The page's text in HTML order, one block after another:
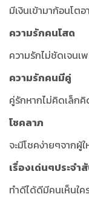
มีเงินเข้ามาก้อนโต
ความรักคนโสด
ความรักไม่ชัดเจนเ
ความรักคนมีคู่
คู่รักหากไม่คิดเล็ก
โชคลาภ
จะมีโชคง่ายๆจากผู้
เรื่องเด่นๆประจำ
ทำดีได้ดีมีคนเห็นใ